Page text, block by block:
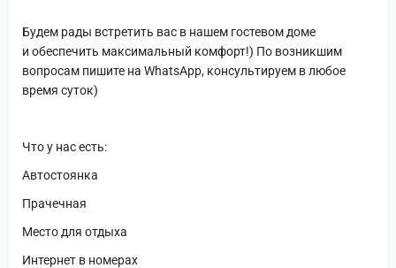
Будем рады встретить вас в нашем гостевом доме
и обеспечить максимальный комфорт!) По возникшим
вопросам пишите на WhatsApp, консультируем в любое
время суток)
Что у нас есть:
Автостоянка
Прачечная
Место для отдыха
Интернет в номерах